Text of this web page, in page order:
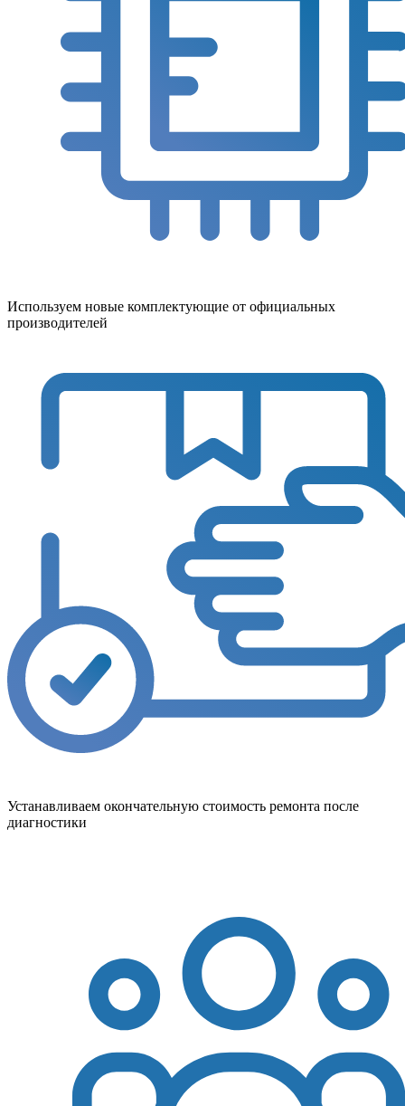
Используем новые комплектующие от официальных
производителей
Устанавливаем окончательную стоимость ремонта после
диагностики